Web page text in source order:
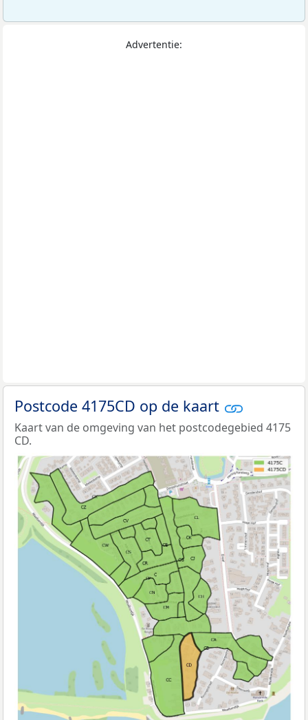
Advertentie:
Postcode 4175CD op de kaart
Kaart van de omgeving van het postcodegebied 4175
CD.